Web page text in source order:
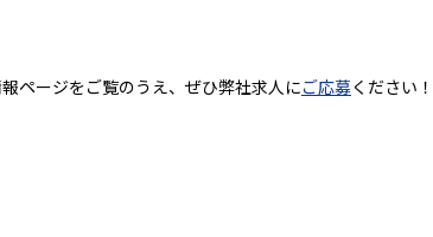
ページをご覧のうえ、ぜひ弊社求人にご応募ください！